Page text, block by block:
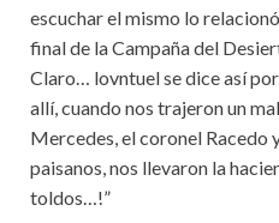
escuchar el mismo lo
final de la Campaña del
Claro… lovntuel se dice así
allí, cuando nos trajeron un
Mercedes, el coronel Racedo
paisanos, nos llevaron la
toldos…!”